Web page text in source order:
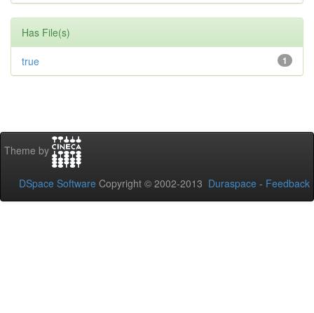
Has File(s)
1
true
Theme by
DSpace Software Copyright © 2002-2013 Duraspace - Feedback